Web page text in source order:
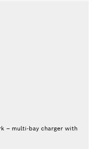
– multi-bay charger with